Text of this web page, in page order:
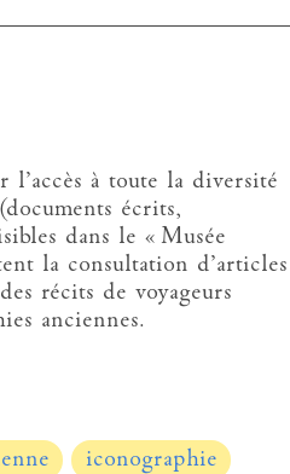
à toute la diversité
écrits,
dans le « Musée
la consultation d’articles
récits de voyageurs
anciennes.
iconographie